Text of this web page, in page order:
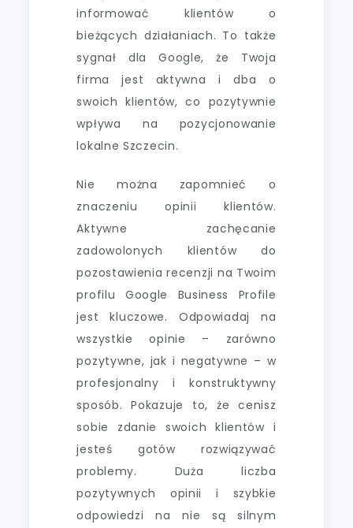
informować klientów o
bieżących działaniach. To także
sygnał dla Google, że Twoja
firma jest aktywna i dba o
swoich klientów, co pozytywnie
wpływa na pozycjonowanie
lokalne Szczecin.
Nie można zapomnieć o
znaczeniu opinii klientów.
Aktywne zachęcanie
zadowolonych klientów do
pozostawienia recenzji na Twoim
profilu Google Business Profile
jest kluczowe. Odpowiadaj na
wszystkie opinie – zarówno
pozytywne, jak i negatywne – w
profesjonalny i konstruktywny
sposób. Pokazuje to, że cenisz
sobie zdanie swoich klientów i
jesteś gotów rozwiązywać
problemy. Duża liczba
pozytywnych opinii i szybkie
odpowiedzi na nie są silnym